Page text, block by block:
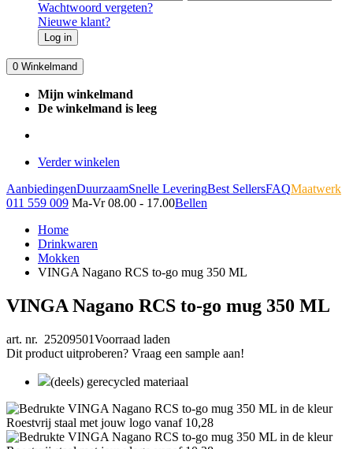
Wachtwoord vergeten?
Nieuwe klant?
Log in
0 Winkelmand
Mijn winkelmand
De winkelmand is leeg
Verder winkelen
AanbiedingenDuurzaamSnelle LeveringBest SellersFAQMaatwerk
011 559 009 Ma-Vr 08.00 - 17.00Bellen
Home
Drinkwaren
Mokken
VINGA Nagano RCS to-go mug 350 ML
VINGA Nagano RCS to-go mug 350 ML
art. nr. 25209501Voorraad laden
Dit product uitproberen? Vraag een sample aan!
(deels) gerecycled materiaal